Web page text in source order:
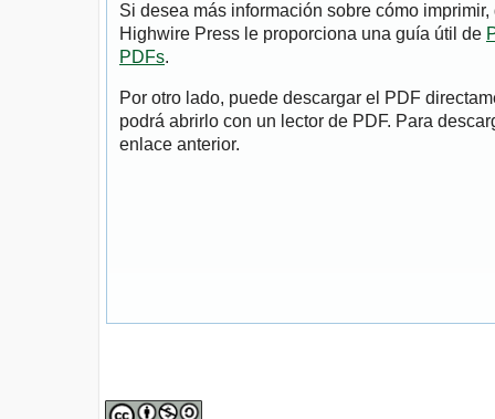
Si desea más información sobre cómo
Highwire Press le proporciona una guía útil de
PDFs.
Por otro lado, puede descargar el PDF
podrá abrirlo con un lector de PDF. Para
enlace anterior.